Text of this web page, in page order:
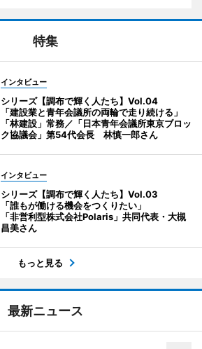
特集
インタビュー
シリーズ【調布で輝く人たち】Vol.04
「建設業と青年会議所の両輪で走り続ける」
「林建設」常務／「日本青年会議所東京ブロッ
ク協議会」第54代会長 林慎一郎さん
インタビュー
シリーズ【調布で輝く人たち】Vol.03
「誰もが働ける機会をつくりたい」
「非営利型株式会社Polaris」共同代表・大槻
昌美さん
もっと見る
最新ニュース